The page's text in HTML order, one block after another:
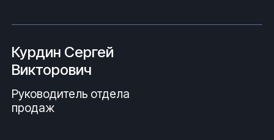
Курдин Сергей
Викторович
Руководитель отдела
продаж